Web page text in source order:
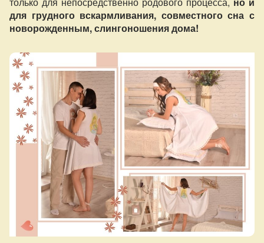
для грудного вскармливания, совместного сна с
новорожденным, слингоношения дома!